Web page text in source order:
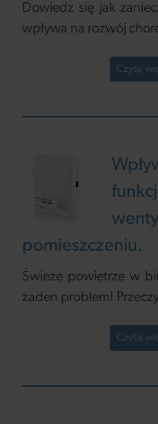
Dowiedz się jak
wpływa na rozwój
Czytaj
pomieszczeniu.
Świeże powietrze w
żaden problem!
Czytaj